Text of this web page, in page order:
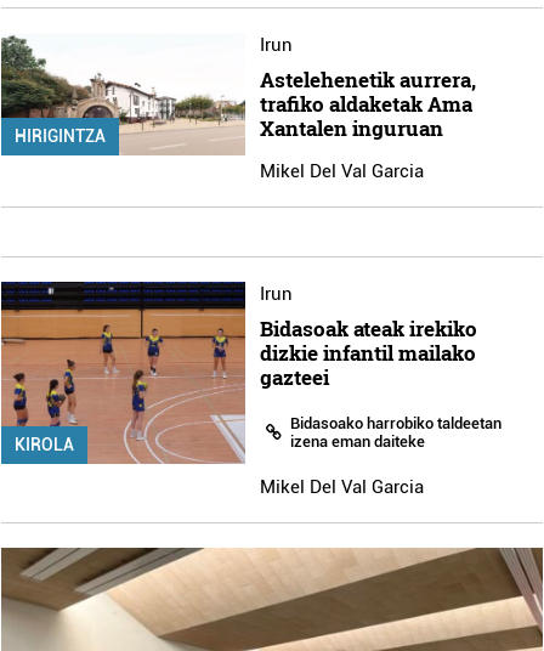
HIRIGINTZA
Irun
Astelehenetik aurrera,
trafiko aldaketak Ama
Xantalen inguruan
Mikel Del Val Garcia
KIROLA
Irun
Bidasoak ateak irekiko
dizkie infantil mailako
gazteei
Bidasoako harrobiko taldeetan
izena eman daiteke
Mikel Del Val Garcia